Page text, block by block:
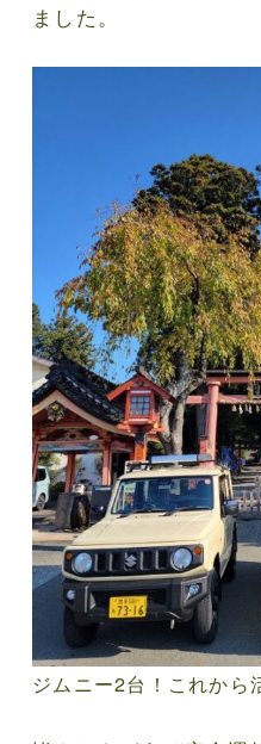
ました。
ジムニー2台！これから